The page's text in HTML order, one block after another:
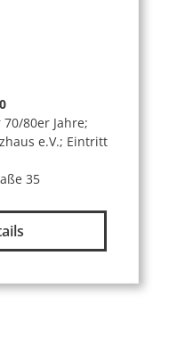
80er Jahre;
e.V.; Eintritt
35